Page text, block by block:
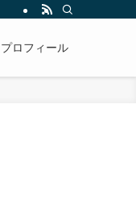
プロフィール